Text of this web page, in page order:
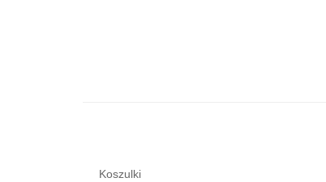
Koszulki